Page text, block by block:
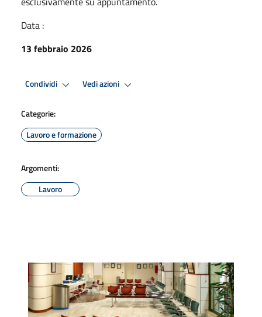
Data :
13 febbraio 2026
Condividi Vedi azioni
Categorie:
Lavoro e formazione
Argomenti:
Lavoro